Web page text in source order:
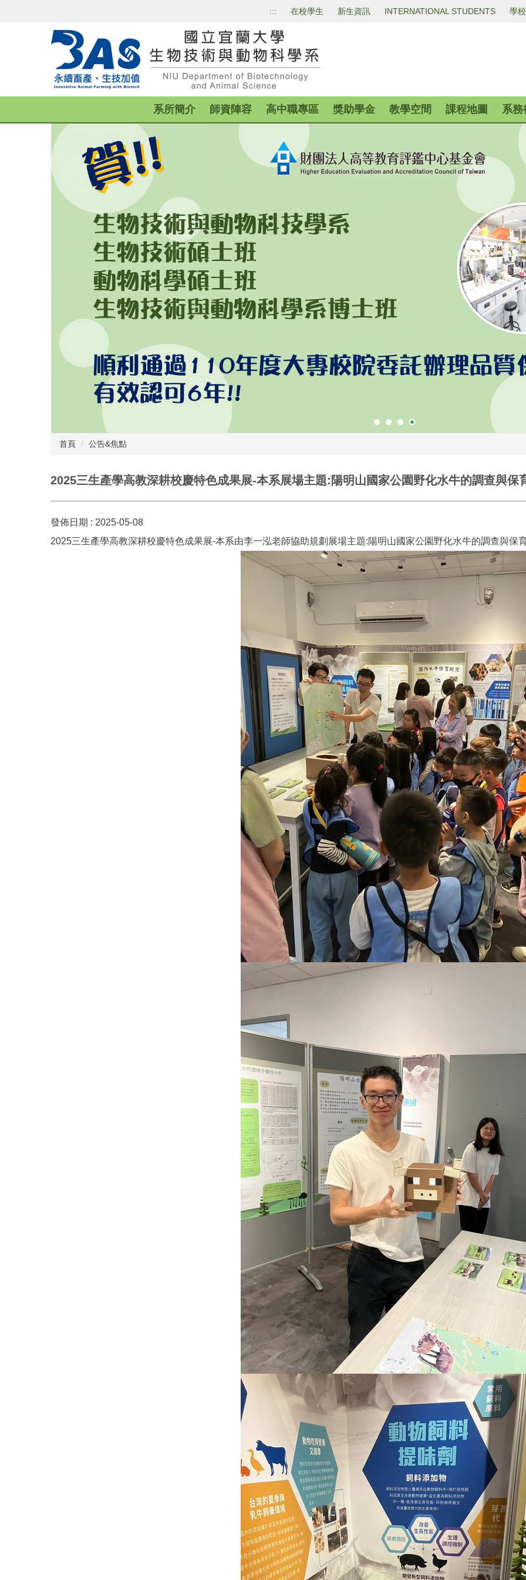
::: 在校學生 新生資訊 INTERNATIONAL STUDENTS 學
系所簡介 師資陣容 高中職專區 獎助學金 教學空間 課程地圖 系務
首頁 公告&焦點
2025三生產學高教深耕校慶特色成果展-本系展場主題:陽明山國家公園野化水牛的調查與保
發佈日期 : 2025-05-08
2025三生產學高教深耕校慶特色成果展-本系由李一泓老師協助規劃展場主題:陽明山國家公園野化水牛的調查與保